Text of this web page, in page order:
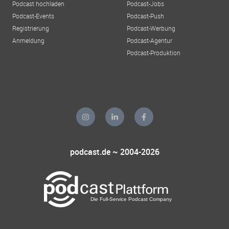
Podcast hochladen
Podcast-Events
Registrierung
Anmeldung
Podcast-Jobs
Podcast-Push
Podcast-Werbung
Podcast-Agentur
Podcast-Produktion
podcast.de ~ 2004-2026